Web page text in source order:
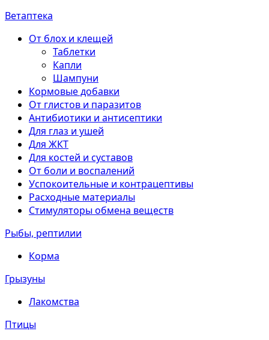
Ветаптека
От блох и клещей
Таблетки
Капли
Шампуни
Кормовые добавки
От глистов и паразитов
Антибиотики и антисептики
Для глаз и ушей
Для ЖКТ
Для костей и суставов
От боли и воспалений
Успокоительные и контрацептивы
Расходные материалы
Стимуляторы обмена веществ
Рыбы, рептилии
Корма
Грызуны
Лакомства
Птицы